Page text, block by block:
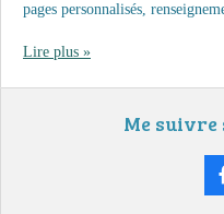
pages personnalisés,
Lire plus »
Me suivre